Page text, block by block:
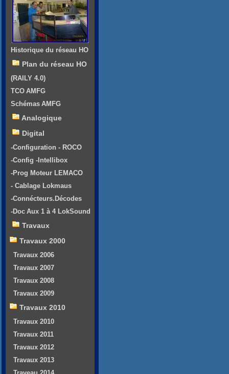
Historique du réseau HO
Plan du réseau HO
(RAILY 4.0)
TCO AMFG
Schémas AMFG
Analogique
Digital
-Configuration - ROCO
-Config -Intellibox
-Prog Moteur LEMACO
- Cablage Lokmaus
-Connécteurs.Décodes
-Doc Aux 1 à 4 LokSound
Travaux
Travaux 2000
Travaux 2006
Travaux 2007
Travaux 2008
Travaux 2009
Travaux 2010
Travaux 2010
Travaux 2011
Travaux 2012
Travaux 2013